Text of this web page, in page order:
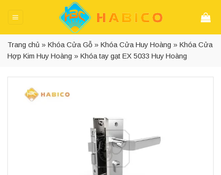
Trang chủ » Khóa Cửa Gỗ » Khóa Cửa Huy Hoàng » Khóa Cửa
Hợp Kim Huy Hoàng » Khóa tay gạt EX 5033 Huy Hoàng